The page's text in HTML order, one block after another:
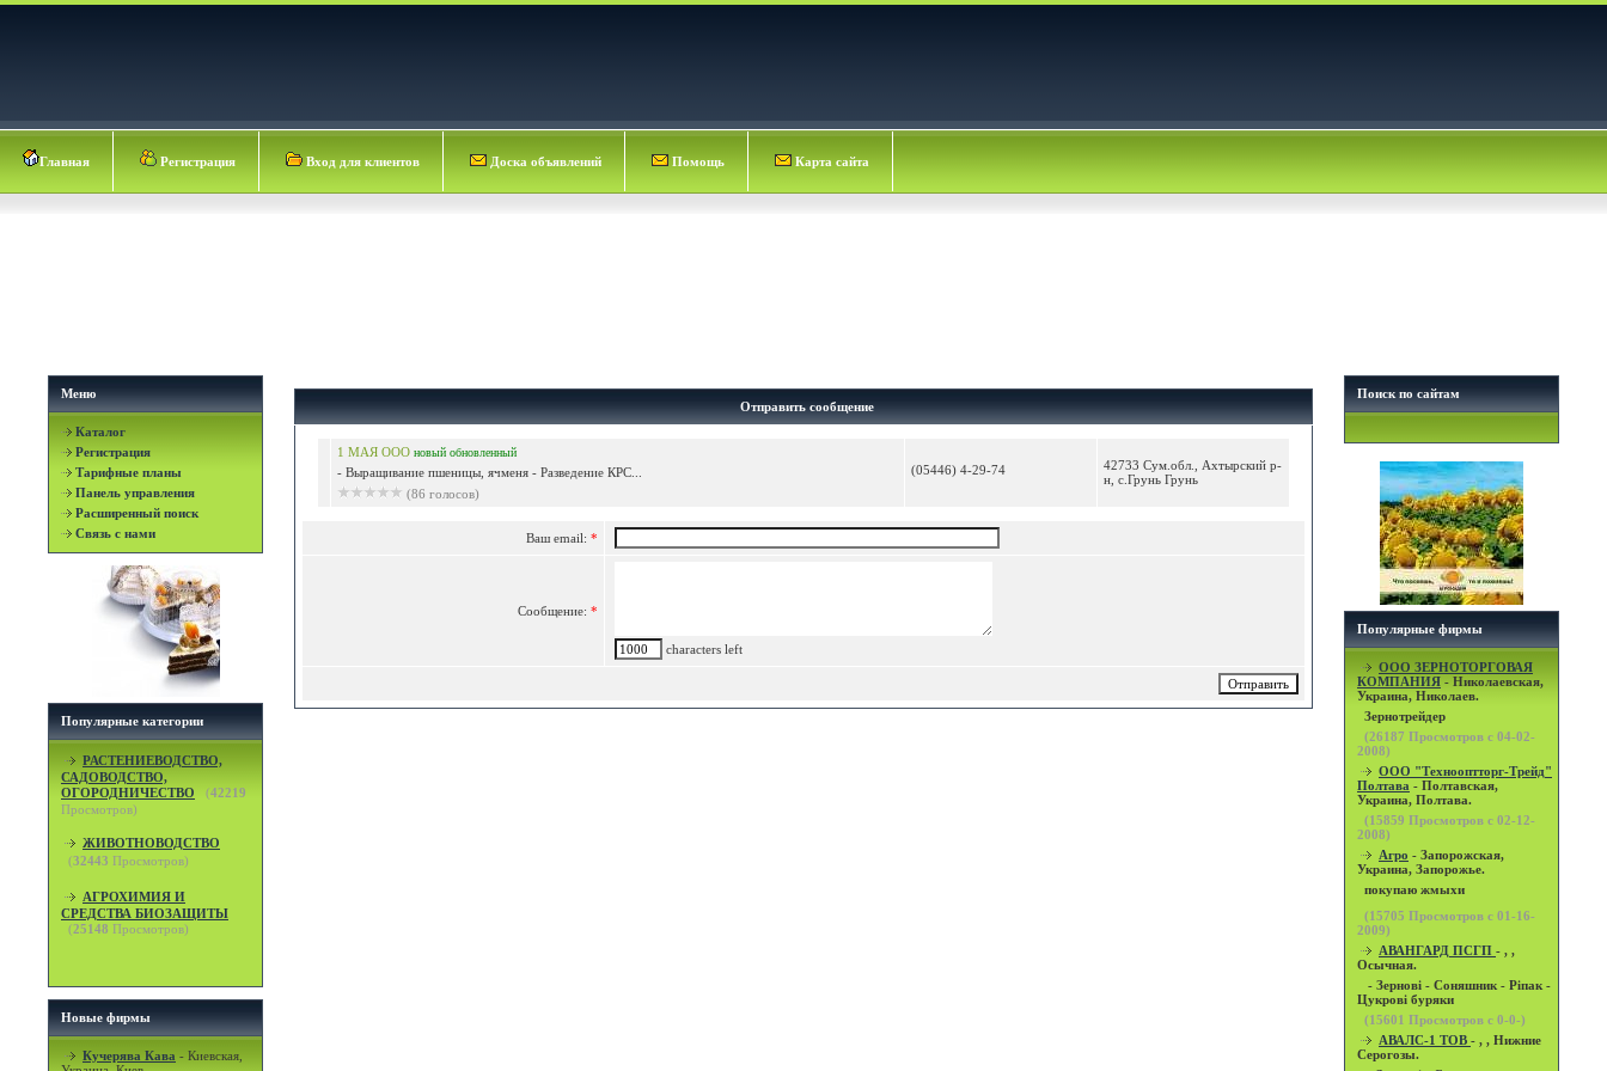
Главная Регистрация Вход для клиентов Доска объявлений Помощь Карта сайта
Меню
Каталог
Регистрация
Тарифные планы
Панель управления
Расширенный поиск
Связь с нами
Популярные категории
РАСТЕНИЕВОДСТВО,
САДОВОДСТВО,
ОГОРОДНИЧЕСТВО
(42219
Просмотров)
ЖИВОТНОВОДСТВО
(32443 Просмотров)
АГРОХИМИЯ И
СРЕДСТВА БИОЗАЩИТЫ
(25148 Просмотров)
Новые фирмы
Кучерява Кава - Киевская,
Отправить сообщение
1 МАЯ ООО новый обновленный
- Выращивание пшеницы, ячменя - Разведение КРС...
(86 голосов)
(05446) 4-29-74
42733 Сум.обл., Ахтырский р-
н, с.Грунь Грунь
Ваш email: *
Сообщение: *
characters left
Поиск по сайтам
Популярные фирмы
OOO ЗЕРНОТОРГОВАЯ
КОМПАНИЯ - Николаевская,
Украина, Николаев.
Зернотрейдер
(26187 Просмотров с 04-02-
2008)
ООО "Технооптторг-Трейд"
Полтава - Полтавская,
Украина, Полтава.
(15859 Просмотров с 02-12-
2008)
Агро - Запорожская,
Украина, Запорожье.
покупаю жмыхи
(15705 Просмотров с 01-16-
2009)
АВАНГАРД ПСГП - , ,
Осычная.
- Зернові - Соняшник - Ріпак -
Цукрові буряки
(15601 Просмотров с 0-0-)
АВАЛС-1 ТОВ - , , Нижние
Серогозы.